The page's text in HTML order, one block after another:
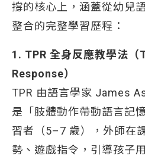
撐的核心上，涵蓋從幼兒
整合的完整學習歷程：
1. TPR 全身反應教學法
Response）
TPR 由語言學家 James
是「肢體動作帶動語言記
習者（5–7 歲），外師在
勢、遊戲指令，引導孩子